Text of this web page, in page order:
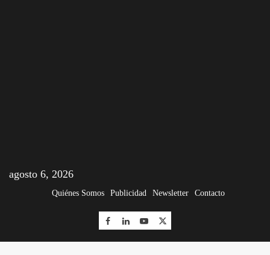
agosto 6, 2026
Quiénes Somos Publicidad Newsletter Contacto